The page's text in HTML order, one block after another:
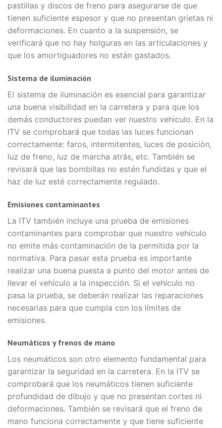
pastillas y discos de freno para asegurarse de que
tienen suficiente espesor y que no presentan grietas ni
deformaciones. En cuanto a la suspensión, se
verificará que no hay holguras en las articulaciones y
que los amortiguadores no están gastados.
Sistema de iluminación
El sistema de iluminación es esencial para garantizar
una buena visibilidad en la carretera y para que los
demás conductores puedan ver nuestro vehículo. En la
ITV se comprobará que todas las luces funcionan
correctamente: faros, intermitentes, luces de posición,
luz de freno, luz de marcha atrás, etc. También se
revisará que las bombillas no estén fundidas y que el
haz de luz esté correctamente regulado.
Emisiones contaminantes
La ITV también incluye una prueba de emisiones
contaminantes para comprobar que nuestro vehículo
no emite más contaminación de la permitida por la
normativa. Para pasar esta prueba es importante
realizar una buena puesta a punto del motor antes de
llevar el vehículo a la inspección. Si el vehículo no
pasa la prueba, se deberán realizar las reparaciones
necesarias para que cumpla con los límites de
emisiones.
Neumáticos y frenos de mano
Los neumáticos son otro elemento fundamental para
garantizar la seguridad en la carretera. En la ITV se
comprobará que los neumáticos tienen suficiente
profundidad de dibujo y que no presentan cortes ni
deformaciones. También se revisará que el freno de
mano funciona correctamente y que tiene suficiente